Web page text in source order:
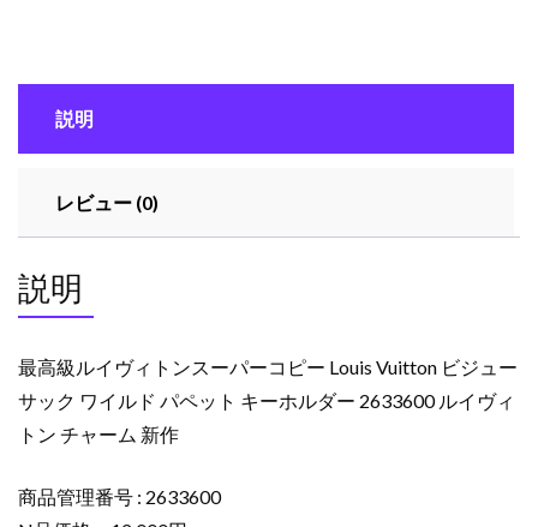
ン
ー
コ
ー
Louis
ビ
ジ
ュ
サ
説明
レビュー (0)
説明
最高級ルイヴィトンスーパーコピー Louis Vuitton ビジュー
サック ワイルド パペット キーホルダー 2633600 ルイヴィ
トン チャーム 新作
商品管理番号 : 2633600